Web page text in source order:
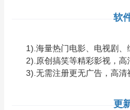
软
1).海量热门电影、电视剧、
2).原创搞笑等精彩影视，高
3).无需注册更无广告，高清
更